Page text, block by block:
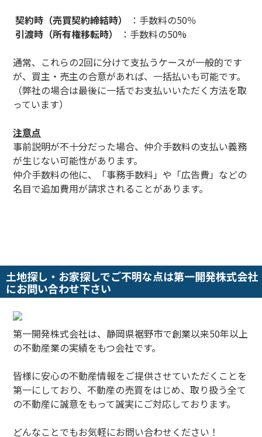
契約時（売買契約締結時）
：手数料の50％
引渡時（所有権移転時）
：手数料の50%
通常、これらの2回に分けて支払うケースが一般的です
が、買主・売主の合意があれば、一括払いも可能です。
（弊社の場合は最後に一括でお支払いいただく方法を取
っています）
注意点
事前説明が不十分だった場合、仲介手数料の支払い義務
が生じない可能性があります。
仲介手数料の他に、「事務手数料」や「広告費」などの
名目で追加費用が請求されることがあります。
土地探し・お家探しでご不明な点は第一開発株式会社
にお問い合わせ下さい
第一開発株式会社は、静岡県裾野市で創業以来50年以上
の不動産業の実績をもつ会社です。
皆様に安心の不動産情報をご提供させていただくことを
第一にしており、不動産の売買をはじめ、取り扱う全て
の不動産に誠意をもって誠実にご対応しております。
どんなことでもお気軽にお問い合わせください！